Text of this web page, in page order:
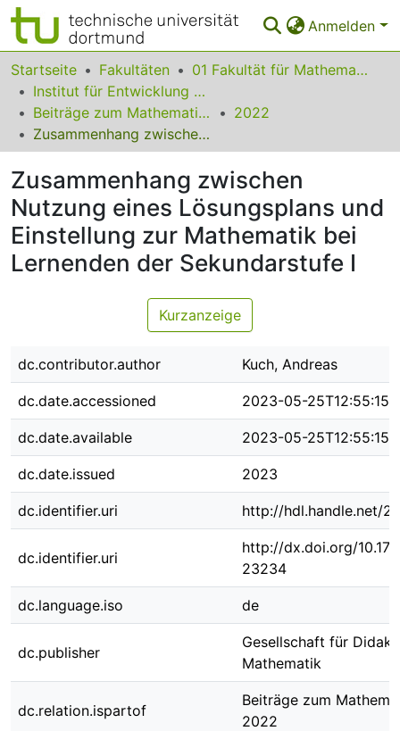
Anmelden
Bereiche & Sammlungen
Das gesamte Repositorium
Statistiken
FAQ
Leitlinien
Zurück zur Startseite
Startseite Fakultäten
01 Fakultät für Mathematik
Institut für Entwicklung und Erforschung des Mathematikunterrichts
Beiträge zum Mathematikunterricht
2022
Zusammenhang zwischen Nutzung eines Lösungsplans und Einstellung zur Mathematik bei Lernenden der Sekundarstufe I
Zusammenhang zwischen
Nutzung eines Lösungsplans und
Einstellung zur Mathematik bei
Lernenden der Sekundarstufe I
Kurzanzeige
dc.contributor.author Kuch, Andreas
dc.date.accessioned 2023-05-25T12:55:15Z
dc.date.available 2023-05-25T12:55:15Z
dc.date.issued 2023
dc.identifier.uri http://hdl.handle.net/
dc.identifier.uri
http://dx.doi.org/
23234
dc.language.iso de
dc.publisher
Gesellschaft für
Mathematik
dc.relation.ispartof
Beiträge zum
2022